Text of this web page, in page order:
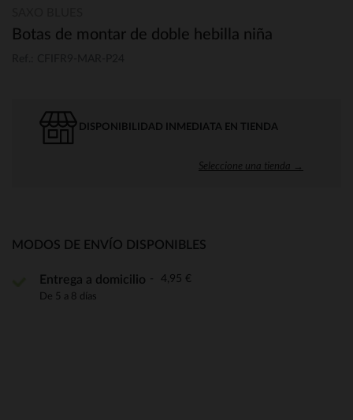
Botas de montar de doble hebilla niña
DISPONIBILIDAD INMEDIATA EN TIENDA
Seleccione una tienda →
MODOS DE ENVÍO DISPONIBLES
Entrega a domicilio 4,95 €
De 5 a 8 días